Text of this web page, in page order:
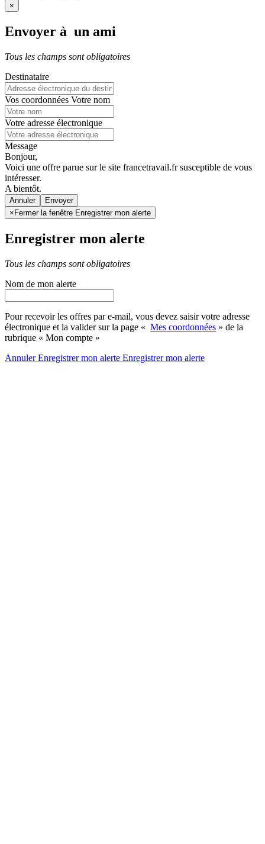
×
Envoyer à un ami
Tous les champs sont obligatoires
Destinataire
Vos coordonnées Votre nom
Votre adresse électronique
Message
Bonjour,
Voici une offre parue sur le site francetravail.fr susceptible de vous
intéresser.
A bientôt.
Annuler
× Fermer la fenêtre Enregistrer mon alerte
Enregistrer mon alerte
Tous les champs sont obligatoires
Nom de mon alerte
Pour recevoir les offres par e-mail, vous devez saisir votre adresse
électronique et la valider sur la page « Mes coordonnées » de la
rubrique « Mon compte »
AnnulerEnregistrer mon alerte Enregistrermon alerte